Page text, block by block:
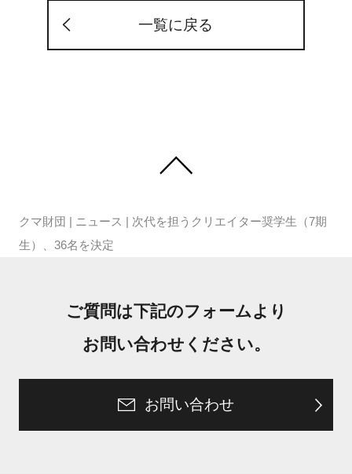
一覧に戻る
クマ財団 | ニュース | 次代を担うクリエイター奨学生（7期
生）、36名を決定
ご質問は下記のフォームより
お問い合わせください。
お問い合わせ